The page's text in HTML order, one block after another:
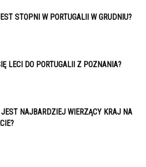
STOPNI W PORTUGALII W GRUDNIU?
LECI DO PORTUGALII Z POZNANIA?
NAJBARDZIEJ WIERZĄCY KRAJ NA